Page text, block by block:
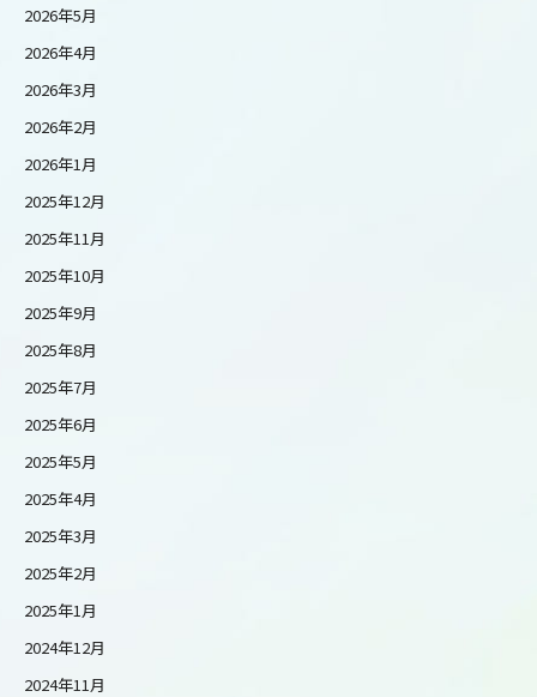
2026年5月
2026年4月
2026年3月
2026年2月
2026年1月
2025年12月
2025年11月
2025年10月
2025年9月
2025年8月
2025年7月
2025年6月
2025年5月
2025年4月
2025年3月
2025年2月
2025年1月
2024年12月
2024年11月